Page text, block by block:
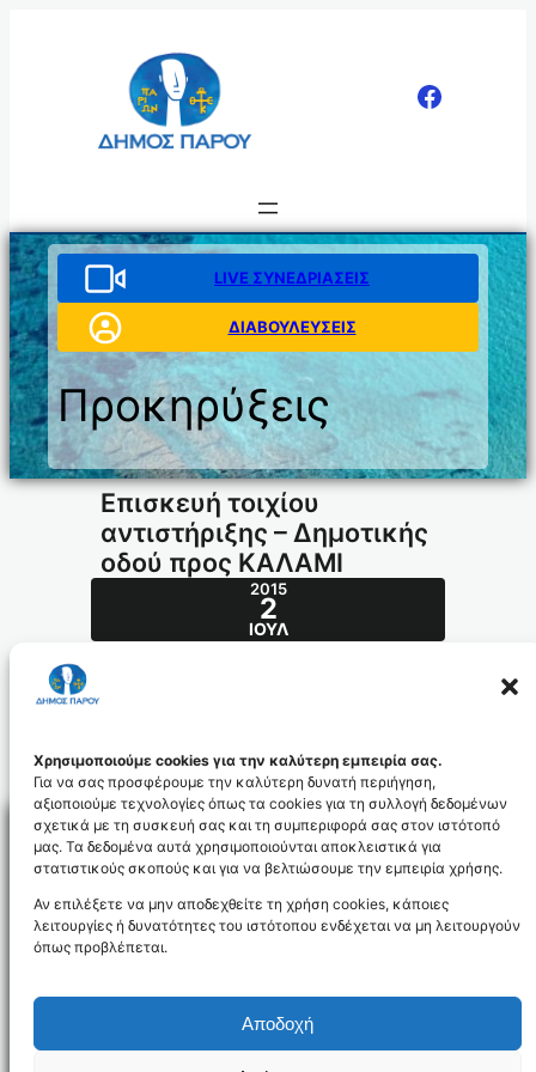
Χρησιμοποιούμε cookies για την καλύτερη εμπειρία σας.
Για να σας προσφέρουμε την καλύτερη δυνατή περιήγηση,
αξιοποιούμε τεχνολογίες όπως τα cookies για τη συλλογή δεδομένων
σχετικά με τη συσκευή σας και τη συμπεριφορά σας στον ιστότοπό
μας. Τα δεδομένα αυτά χρησιμοποιούνται αποκλειστικά για
στατιστικούς σκοπούς και για να βελτιώσουμε την εμπειρία χρήσης.
Αν επιλέξετε να μην αποδεχθείτε τη χρήση cookies, κάποιες
λειτουργίες ή δυνατότητες του ιστότοπου ενδέχεται να μη λειτουργούν
όπως προβλέπεται.
Αποδοχή
LIVE ΣΥΝΕΔΡΙΑΣΕΙΣ
ΔΙΑΒΟΥΛΕΥΣΕΙΣ
Προκηρύξεις
Επισκευή τοιχίου
αντιστήριξης – Δημοτικής
οδού προς ΚΑΛΑΜΙ
2015
2
ΙΟΎΛ
0538_001TIXIOANTISKALAMI_id3417
NEWSLETTER